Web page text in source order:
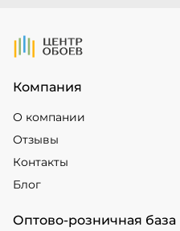
На Главную
Компания
О компании
Отзывы
Контакты
Блог
Оптово-розничная база